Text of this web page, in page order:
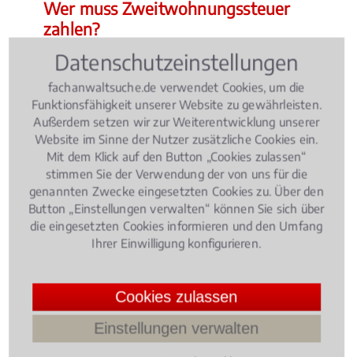
Wer muss Zweitwohnungssteuer
zahlen?
Die Pflicht Zweitwohnungssteuer zu zahlen, trifft
jeden der eine weitere Wohnung in einer Gemeinde
unterhält, die Zweitwohnungssteuer erhebt. Doch
muss auch für ein Mobilheim Zweitwohnungssteuer
gezahlt werden? Und was gilt für geerbte
Immobilien?
Steuerrecht, 18.08.2016(Update 25.10.2024)
Haushaltsnahe Dienstleistungen – Was
Datenschutzeinstellungen
fachanwaltsuche.de verwendet Cookies, um die
Funktionsfähigkeit unserer Website zu gewährleisten.
Außerdem setzen wir zur Weiterentwicklung unserer
Website im Sinne der Nutzer zusätzliche Cookies ein.
Mit dem Klick auf den Button „Cookies zulassen“
stimmen Sie der Verwendung der von uns für die
genannten Zwecke eingesetzten Cookies zu. Über den
Button „Einstellungen verwalten“ können Sie sich über
die eingesetzten Cookies informieren und den Umfang
Ihrer Einwilligung konfigurieren.
Cookies zulassen
Einstellungen verwalten